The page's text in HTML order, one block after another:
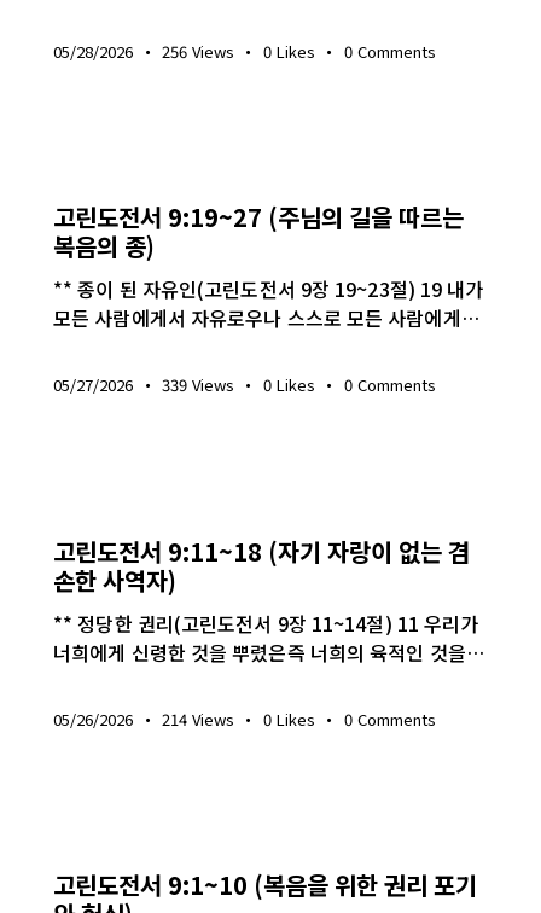
05/28/2026 256 Views 0 Likes 0 Comments
고린도전서 9:19~27 (주님의 길을 따르는
복음의 종)
** 종이 된 자유인(고린도전서 9장 19~23절) 19 내가
모든 사람에게서 자유로우나 스스로 모든 사람에게…
05/27/2026 339 Views 0 Likes 0 Comments
고린도전서 9:11~18 (자기 자랑이 없는 겸
손한 사역자)
** 정당한 권리(고린도전서 9장 11~14절) 11 우리가
너희에게 신령한 것을 뿌렸은즉 너희의 육적인 것을…
05/26/2026 214 Views 0 Likes 0 Comments
고린도전서 9:1~10 (복음을 위한 권리 포기